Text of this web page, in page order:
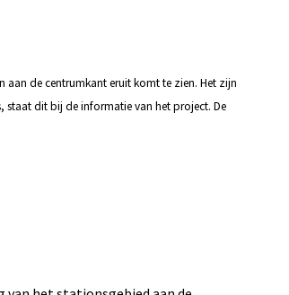
aan de centrumkant eruit komt te zien. Het zijn
staat dit bij de informatie van het project. De